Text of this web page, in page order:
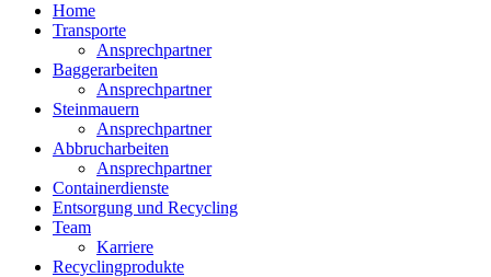
Home
Transporte
Ansprechpartner
Baggerarbeiten
Ansprechpartner
Steinmauern
Ansprechpartner
Abbrucharbeiten
Ansprechpartner
Containerdienste
Entsorgung und Recycling
Team
Karriere
Recyclingprodukte